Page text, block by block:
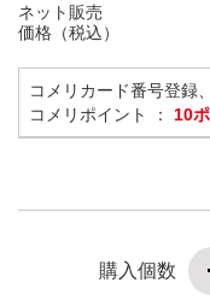
ネット販売
価格（税込）
コメリカード番号登録
コメリポイント ： 10
購入個数